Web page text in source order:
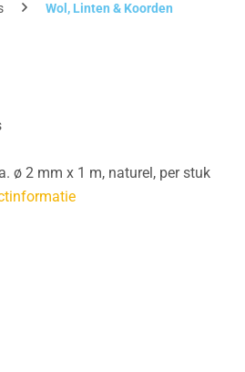
Wol, Linten & Koorden
ø 2 mm x 1 m, naturel, per stuk